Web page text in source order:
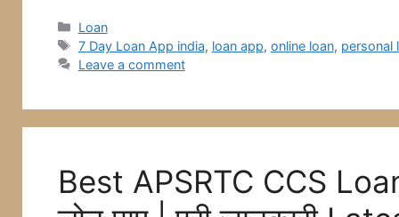
o
o
p
p g
m
Categories
Loan
Tags
7 Day Loan App india, loan app, online loan, personal
Leave a comment
Best APSRTC CCS